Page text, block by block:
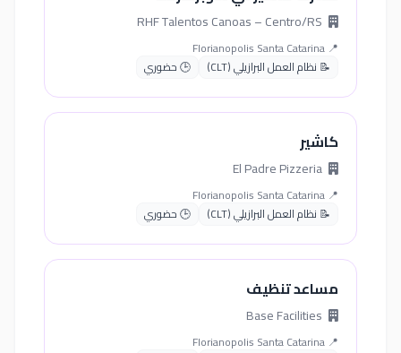
📍 Florianopolis Santa Catarina
📝 نظام العمل البرازيلي (CLT)
🕒 حضوري
كاشير
📍 Florianopolis Santa Catarina
📝 نظام العمل البرازيلي (CLT)
🕒 حضوري
مساعد تنظيف
📍 Florianopolis Santa Catarina